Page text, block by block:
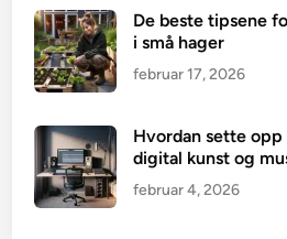
De beste tipsene
i små hager
februar 17, 2026
Hvordan sette
digital kunst og
februar 4, 2026